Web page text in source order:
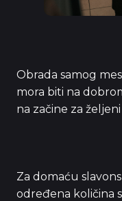
Obrada samog
mora biti na
na začine za
Za domaću
određena količina